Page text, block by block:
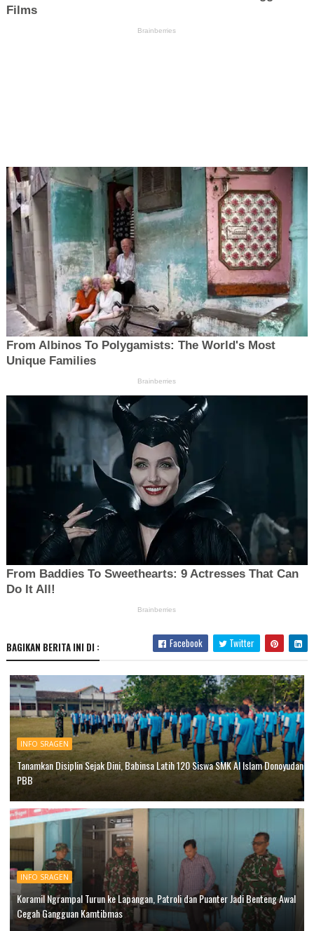
BAGIKAN BERITA INI DI : Facebook Twitter
INFO SRAGEN
Tanamkan Disiplin Sejak Dini, Babinsa Latih 120 Siswa SMK Al Islam Donoyudan
PBB
INFO SRAGEN
Koramil Ngrampal Turun ke Lapangan, Patroli dan Puanter Jadi Benteng Awal
Cegah Gangguan Kamtibmas